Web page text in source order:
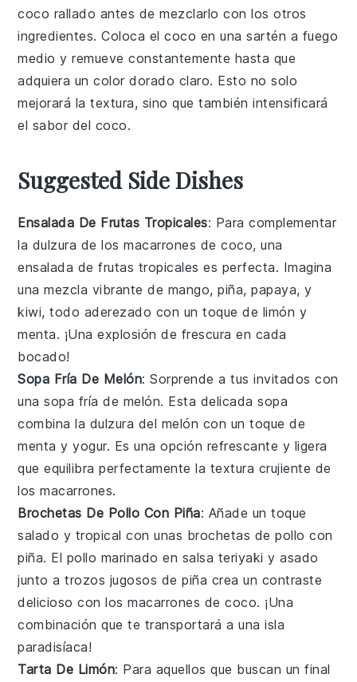
coco rallado antes de mezclarlo con los otros
ingredientes. Coloca elcoco en una sartén a fuego
medio y remueve constantemente hasta que
adquiera un color dorado claro. Esto no solo
mejorará la textura, sino que también intensificará
el sabor del coco.
Suggested Side Dishes
Ensalada De Frutas Tropicales: Para complementar
la dulzura de losmacarrones de coco, una
ensalada de frutas tropicales es perfecta. Imagina
una mezcla vibrante de mango,piña,papaya, y
kiwi, todo aderezado con un toque de limón y
menta. ¡Una explosión de frescura en cada
bocado!
Sopa Fría De Melón: Sorprende a tus invitados con
unasopa fría de melón. Esta delicadasopa
combina la dulzura del melón con un toque de
menta yyogur. Es una opción refrescante y ligera
que equilibra perfectamente la textura crujiente de
losmacarrones.
Brochetas De Pollo Con Piña: Añade un toque
salado y tropical con unas brochetas de pollo con
piña. El pollo marinado en salsa teriyaki y asado
junto a trozos jugosos depiña crea un contraste
delicioso con losmacarrones de coco. ¡Una
combinación que te transportará a una isla
paradisíaca!
Tarta De Limón: Para aquellos que buscan un final